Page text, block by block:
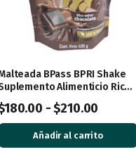
BPass BPRI Shake
Alimenticio Rico
Sabor Chocolate
180.00 -$210.00
Añadir al carrito